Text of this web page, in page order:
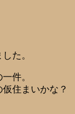
た。
件。
住まいかな？